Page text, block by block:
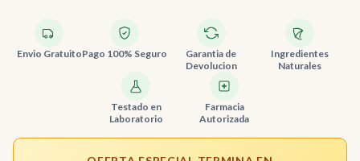
Envio GratuitoPago 100% Seguro
Garantia de
Devolucion
Ingredientes
Naturales
Testado en
Laboratorio
Farmacia
Autorizada